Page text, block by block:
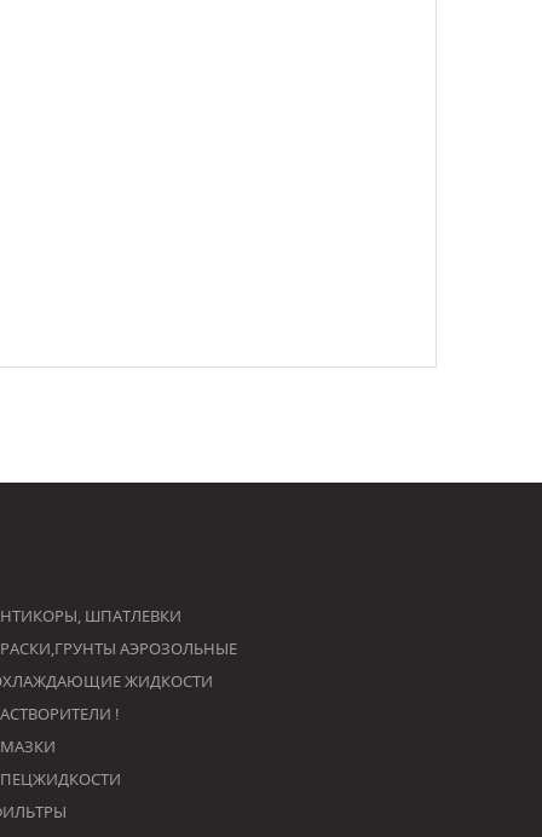
ШПАТЛЕВКИ
АЭРОЗОЛЬНЫЕ
ЖИДКОСТИ
РАСТВОРИТЕЛИ !